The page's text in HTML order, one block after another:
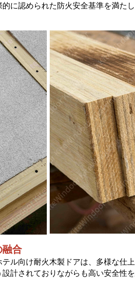
に認められた防火安全基準を満た
融合
ル向け耐火木製ドアは、多様な仕
計されておりながらも高い安全性